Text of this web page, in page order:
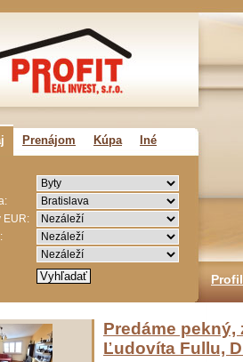
Prenájom Kúpa Iné
EUR:
Predáme
Ľudovíta Fullu,